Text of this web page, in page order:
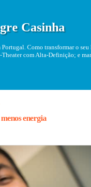
Casinha
Como transformar o
Theater com Alta-Definição; e
energia